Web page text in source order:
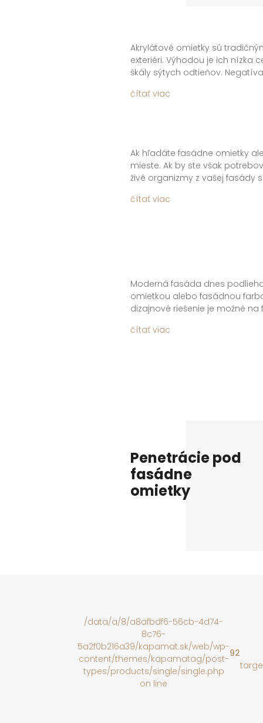
Akrylátové omietky sú
exteriéri. Výhodou je ich nízka
škály sýtych odtieňov.
konkurencii vyššia.
čítať viac
Ak hľadáte fasádne omietky
mieste. Ak by ste však
živé organizmy z vašej
Na takto ošetrený povrch však
čítať viac
Moderná fasáda dnes
omietkou alebo fasádnou
dizajnové riešenie je možné
vplyvy. Sortiment
čítať viac
Penetrácie pod
fasádne
omietky
/data/a/8/a8afbdf6-56cb-4d74-
8c76-
5a2f0b216a39/kapamat.sk/web/wp-
content/themes/kapamatag/post-
types/products/single/single.php
on line
92